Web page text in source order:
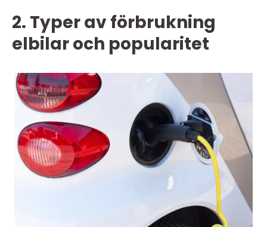
2. Typer av förbrukning
elbilar och popularitet